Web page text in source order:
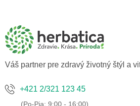
Váš partner pre zdravý životný štýl a
+421 2/321 123 45